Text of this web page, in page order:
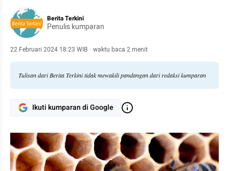
Berita Terkini
Penulis kumparan
22 Februari 2024 18:23 WIB · waktu baca 2 menit
Tulisan dari Berita Terkini tidak mewakili pandangan dari redaksi kumparan
Ikuti kumparan di Google